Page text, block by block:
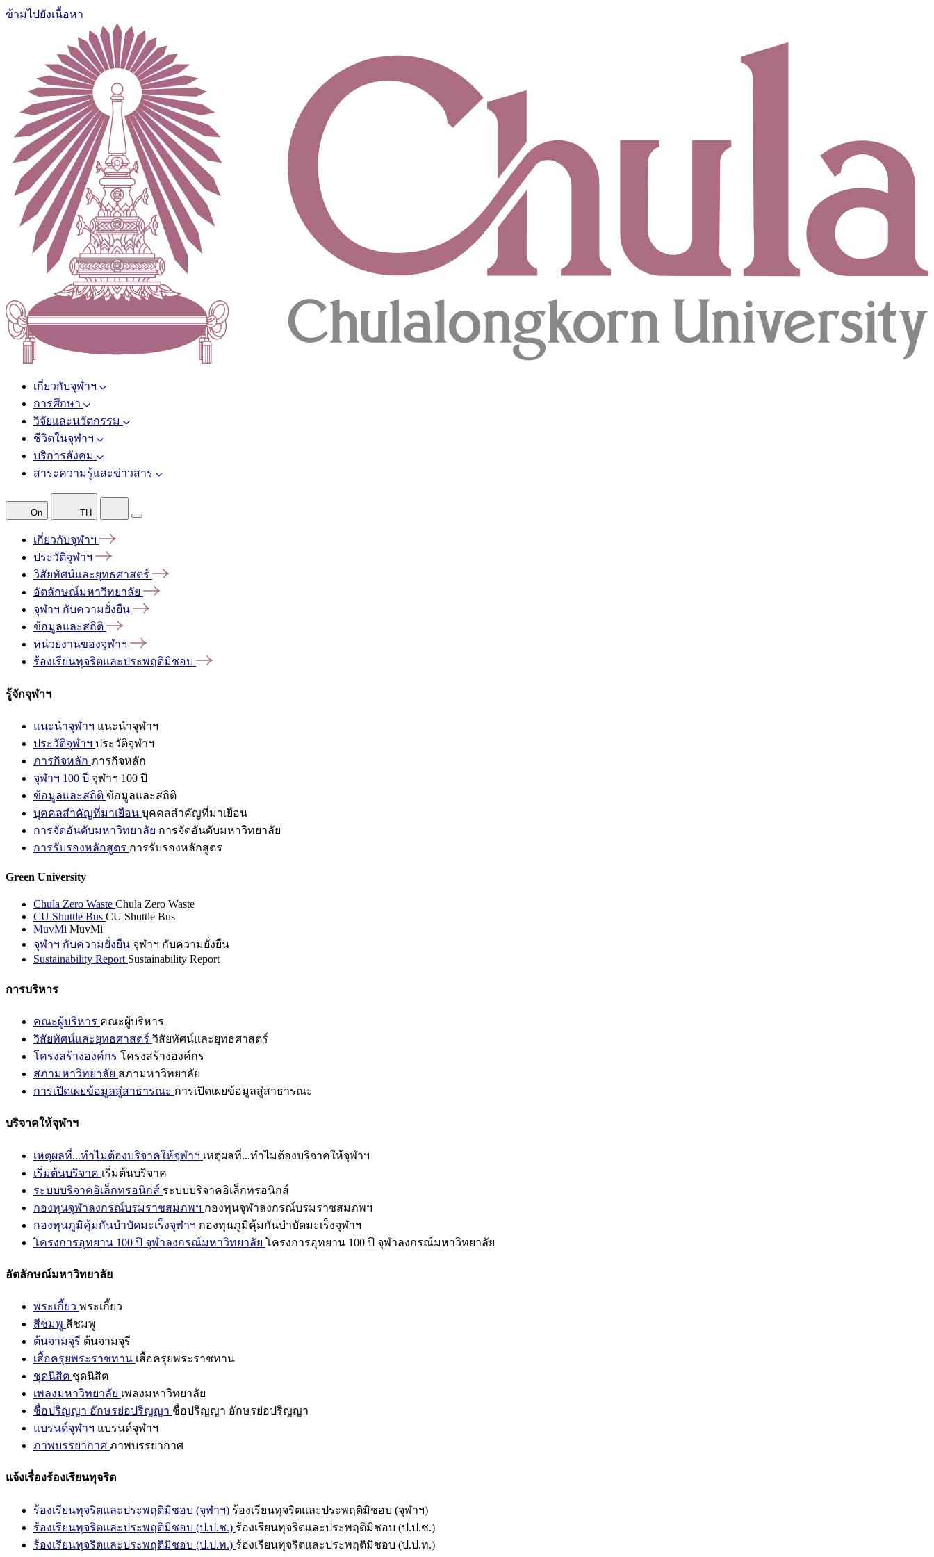
ข้ามไปยังเนื้อหา
เกี่ยวกับจุฬาฯ
การศึกษา
วิจัยและนวัตกรรม
ชีวิตในจุฬาฯ
บริการสังคม
สาระความรู้และข่าวสาร
On TH
เกี่ยวกับจุฬาฯ
ประวัติจุฬาฯ
วิสัยทัศน์และยุทธศาสตร์
อัตลักษณ์มหาวิทยาลัย
จุฬาฯ กับความยั่งยืน
ข้อมูลและสถิติ
หน่วยงานของจุฬาฯ
ร้องเรียนทุจริตและประพฤติมิชอบ
รู้จักจุฬาฯ
แนะนำจุฬาฯ แนะนำจุฬาฯ
ประวัติจุฬาฯ ประวัติจุฬาฯ
ภารกิจหลัก ภารกิจหลัก
จุฬาฯ 100 ปี จุฬาฯ 100 ปี
ข้อมูลและสถิติ ข้อมูลและสถิติ
บุคคลสำคัญที่มาเยือน บุคคลสำคัญที่มาเยือน
การจัดอันดับมหาวิทยาลัย การจัดอันดับมหาวิทยาลัย
การรับรองหลักสูตร การรับรองหลักสูตร
Green University
Chula Zero Waste Chula Zero Waste
CU Shuttle Bus CU Shuttle Bus
MuvMi MuvMi
จุฬาฯ กับความยั่งยืน จุฬาฯ กับความยั่งยืน
Sustainability Report Sustainability Report
การบริหาร
คณะผู้บริหาร คณะผู้บริหาร
วิสัยทัศน์และยุทธศาสตร์ วิสัยทัศน์และยุทธศาสตร์
โครงสร้างองค์กร โครงสร้างองค์กร
สภามหาวิทยาลัย สภามหาวิทยาลัย
การเปิดเผยข้อมูลสู่สาธารณะ การเปิดเผยข้อมูลสู่สาธารณะ
บริจาคให้จุฬาฯ
เหตุผลที่...ทำไมต้องบริจาคให้จุฬาฯ เหตุผลที่...ทำไมต้องบริจาคให้จุฬาฯ
เริ่มต้นบริจาค เริ่มต้นบริจาค
ระบบบริจาคอิเล็กทรอนิกส์ ระบบบริจาคอิเล็กทรอนิกส์
กองทุนจุฬาลงกรณ์บรมราชสมภพฯ กองทุนจุฬาลงกรณ์บรมราชสมภพฯ
กองทุนภูมิคุ้มกันบำบัดมะเร็งจุฬาฯ กองทุนภูมิคุ้มกันบำบัดมะเร็งจุฬาฯ
โครงการอุทยาน 100 ปี จุฬาลงกรณ์มหาวิทยาลัย โครงการอุทยาน 100 ปี จุฬาลงกรณ์มหาวิทยาลัย
อัตลักษณ์มหาวิทยาลัย
พระเกี้ยว พระเกี้ยว
สีชมพู สีชมพู
ต้นจามจุรี ต้นจามจุรี
เสื้อครุยพระราชทาน เสื้อครุยพระราชทาน
ชุดนิสิต ชุดนิสิต
เพลงมหาวิทยาลัย เพลงมหาวิทยาลัย
ชื่อปริญญา อักษรย่อปริญญา ชื่อปริญญา อักษรย่อปริญญา
แบรนด์จุฬาฯ แบรนด์จุฬาฯ
ภาพบรรยากาศ ภาพบรรยากาศ
แจ้งเรื่องร้องเรียนทุจริต
ร้องเรียนทุจริตและประพฤติมิชอบ (จุฬาฯ) ร้องเรียนทุจริตและประพฤติมิชอบ (จุฬาฯ)
ร้องเรียนทุจริตและประพฤติมิชอบ (ป.ป.ช.) ร้องเรียนทุจริตและประพฤติมิชอบ (ป.ป.ช.)
ร้องเรียนทุจริตและประพฤติมิชอบ (ป.ป.ท.) ร้องเรียนทุจริตและประพฤติมิชอบ (ป.ป.ท.)